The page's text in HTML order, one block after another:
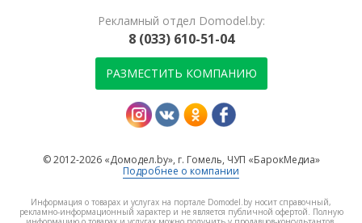
Рекламный отдел Domodel.by:
8 (033) 610-51-04
РАЗМЕСТИТЬ КОМПАНИЮ
© 2012-2026 «Домодел.by», г. Гомель, ЧУП «БарокМедиа»
Подробнее о компании
Информация о товарах и услугах на портале Domodel.by носит справочный,
рекламно-информационный характер и не является публичной офертой. Полную